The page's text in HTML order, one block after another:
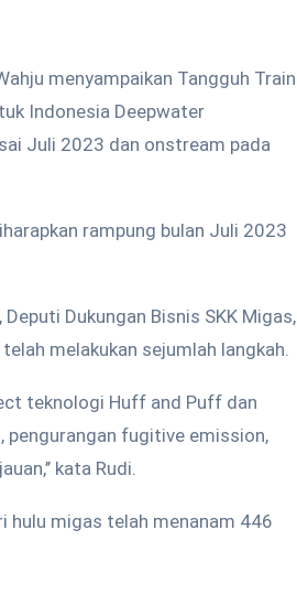
menyampaikan Tangguh Train
Indonesia Deepwater
Juli 2023 dan onstream pada
rampung bulan Juli 2023
Dukungan Bisnis SKK Migas,
melakukan sejumlah langkah.
teknologi Huff and Puff dan
pengurangan fugitive emission,
kata Rudi.
hulu migas telah menanam 446